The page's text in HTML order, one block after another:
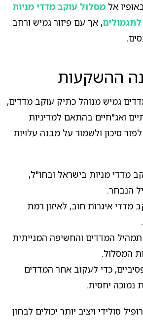
אל מסלול עוקב מדדי מניות
, אך עם פיזור גמיש ורחב
ההשקעות
גמיש מנוהל כתיק עוקב מדדים,
ואג"חיים בהתאם למדיניות
סיכון ולשמור על מבנה עלויות
מדדי מניות בישראל ובחו"ל,
הנבחר.
מדדי איגרות חוב, לאיזון רמת
תמהיל המדדים והחשיפה המנייתית
המסלול.
כדי לעקוב אחר המדדים
נמוכה יחסית.
סולידי ויציב יותר יכולים לבחון